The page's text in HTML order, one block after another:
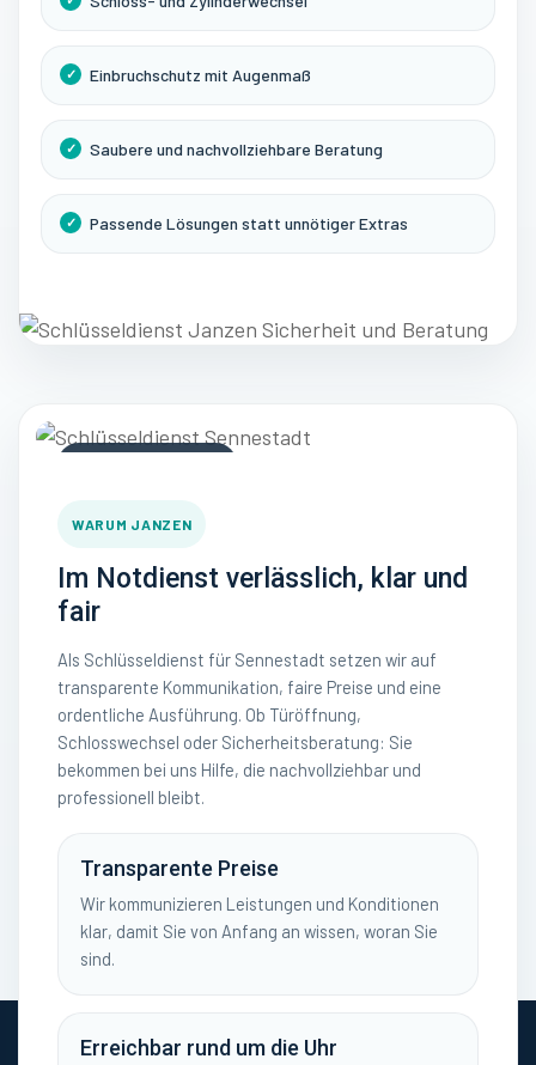
Einbruchschutz mit Augenmaß
Saubere und nachvollziehbare Beratung
Passende Lösungen statt unnötiger Extras
WARUM JANZEN
Im Notdienst verlässlich, klar und
fair
Als Schlüsseldienst für Sennestadt setzen wir auf
transparente Kommunikation, faire Preise und eine
ordentliche Ausführung. Ob Türöffnung,
Schlosswechsel oder Sicherheitsberatung: Sie
bekommen bei uns Hilfe, die nachvollziehbar und
professionell bleibt.
Transparente Preise
Wir kommunizieren Leistungen und Konditionen
klar, damit Sie von Anfang an wissen, woran Sie
sind.
Erreichbar rund um die Uhr